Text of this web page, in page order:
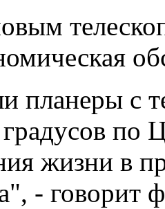
планеры с
по
жизни в
- говорит